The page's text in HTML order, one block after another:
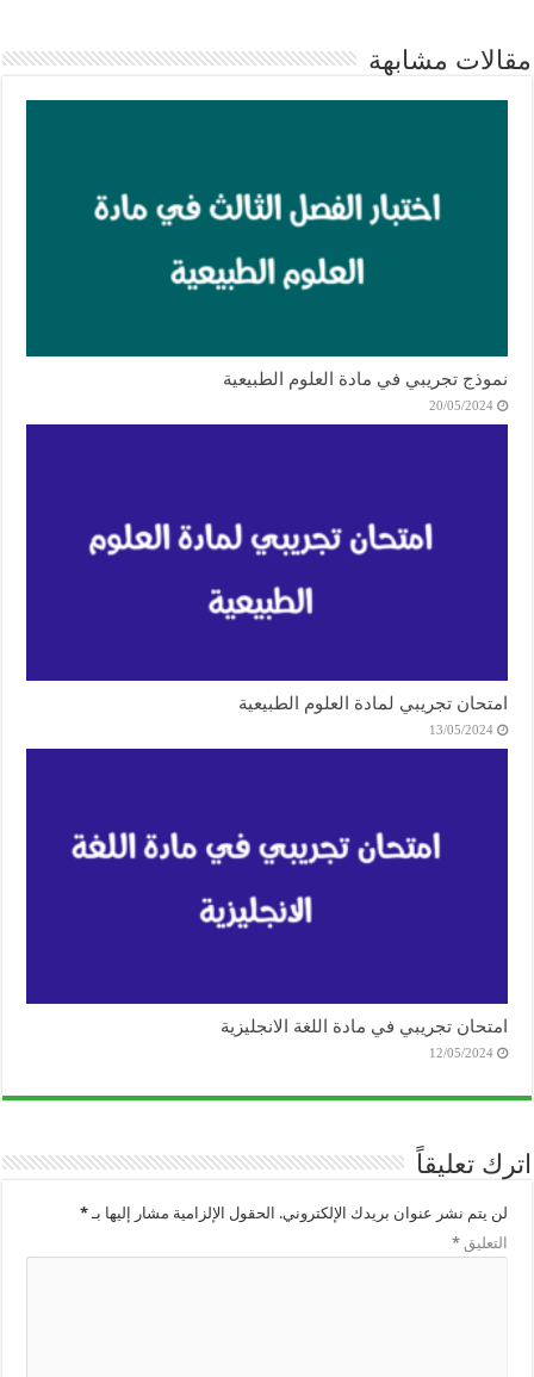
مقالات مشابهة
نموذج تجريبي في مادة العلوم الطبيعية
20/05/2024
امتحان تجريبي لمادة العلوم الطبيعية
13/05/2024
امتحان تجريبي في مادة اللغة الانجليزية
12/05/2024
اترك تعليقاً
لن يتم نشر عنوان بريدك الإلكتروني. الحقول الإلزامية مشار إليها بـ*
التعليق*